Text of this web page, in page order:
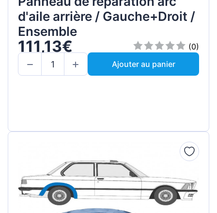
d'aile arrière / Gauche+Droit /
Ensemble
111,13€
(0)
Ajouter au panier